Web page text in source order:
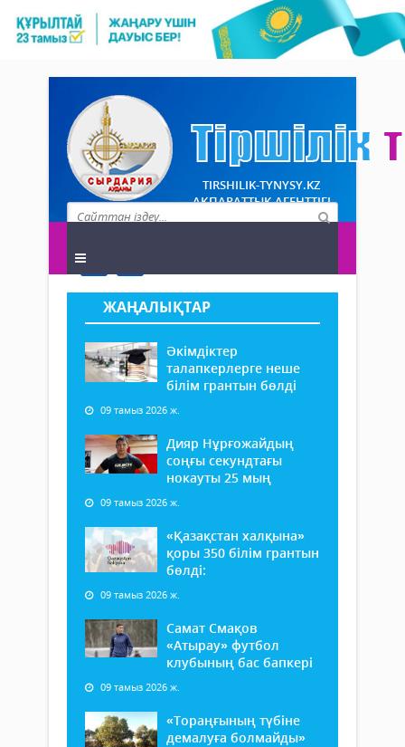
TIRSHILIK-TYNYSY.KZ
АҚПАРАТТЫҚ АГЕНТТІГІ
ЖАҢАЛЫҚТАР
Әкімдіктер
талапкерлерге неше
білім грантын бөлді
09 тамыз 2026 ж.
Дияр Нұрғожайдың
соңғы секундтағы
нокауты 25 мың
09 тамыз 2026 ж.
«Қазақстан халқына»
қоры 350 білім грантын
бөлді:
09 тамыз 2026 ж.
Самат Смақов
«Атырау» футбол
клубының бас бапкері
09 тамыз 2026 ж.
«Тораңғының түбіне
демалуға болмайды»